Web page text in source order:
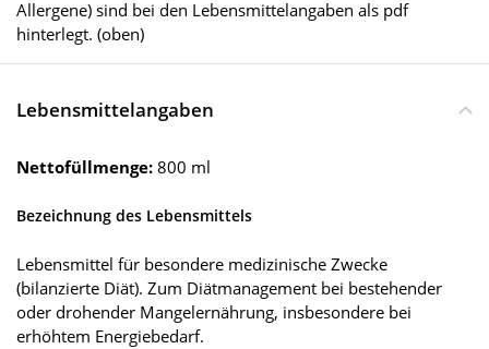
Allergene) sind bei den Lebensmittelangaben als pdf
hinterlegt. (oben)
Lebensmittelangaben
Nettofüllmenge: 800 ml
Bezeichnung des Lebensmittels
Lebensmittel für besondere medizinische Zwecke
(bilanzierte Diät). Zum Diätmanagement bei bestehender
oder drohender Mangelernährung, insbesondere bei
erhöhtem Energiebedarf.